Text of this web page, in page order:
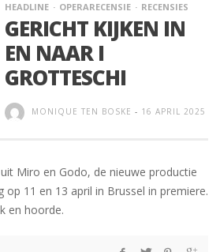
HEADLINE
OPERARECENSIE RECENSIES
GERICHT KIJKEN IN
EN NAAR I
GROTTESCHI
MONIQUE TEN BOSKE - 16 APRIL 2025
Miro en Godo, de nieuwe productie
op 11 en 13 april in Brussel in premiere.
en hoorde.